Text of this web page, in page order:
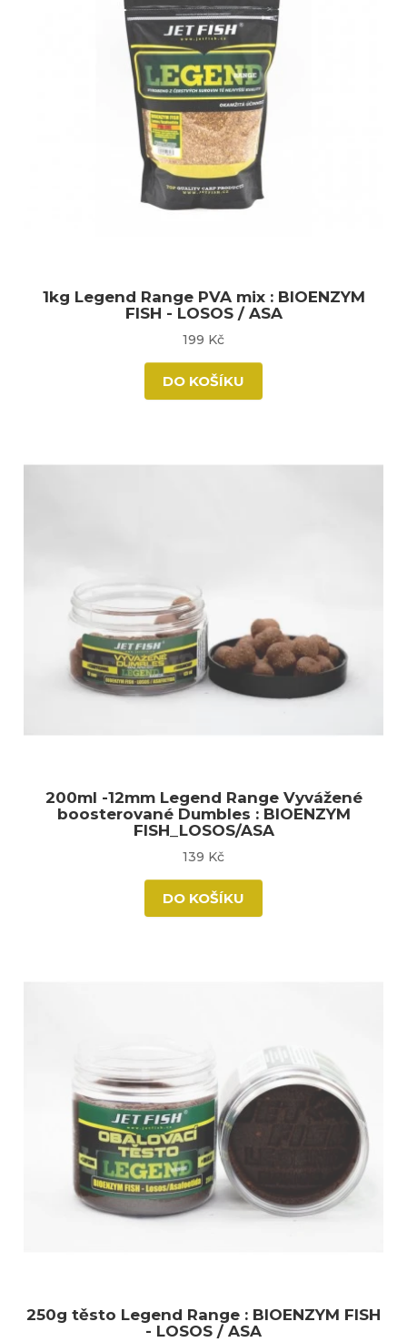
1kg Legend Range PVA mix : BIOENZYM
FISH - LOSOS / ASA
199 Kč
DO KOŠÍKU
200ml -12mm Legend Range Vyvážené
boosterované Dumbles : BIOENZYM
FISH_LOSOS/ASA
139 Kč
DO KOŠÍKU
250g těsto Legend Range : BIOENZYM FISH
- LOSOS / ASA